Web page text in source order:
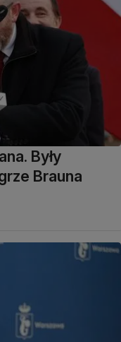
Były
Brauna